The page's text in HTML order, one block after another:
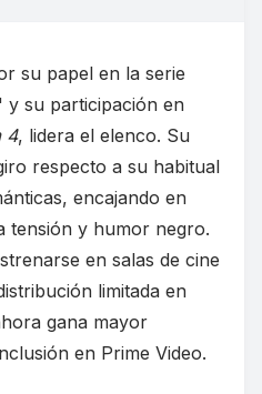
su papel en la serie
y su participación en
4, lidera el elenco. Su
respecto a su habitual
encajando en
tensión y humor negro.
en salas de cine
limitada en
gana mayor
en Prime Video.